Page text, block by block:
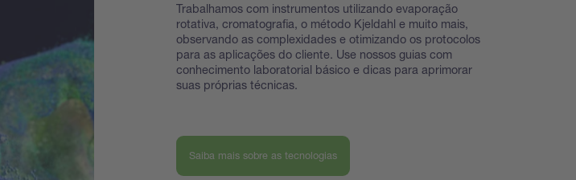
Trabalhamos com instrumentos utilizando evaporação
rotativa, cromatografia, o método Kjeldahl e muito mais,
observando as complexidades e otimizando os protocolos
para as aplicações do cliente. Use nossos guias com
conhecimento laboratorial básico e dicas para aprimorar
suas próprias técnicas.
Saiba mais sobre as tecnologias